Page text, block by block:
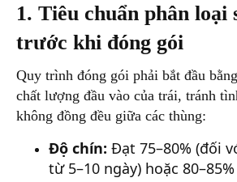
1. Tiêu chuẩn phân loại
trước khi đóng gói
Quy trình đóng gói phải bắt đầu
chất lượng đầu vào của trái, tránh
không đồng đều giữa các thùng:
Độ chín: Đạt 75–80% (đối
từ 5–10 ngày) hoặc